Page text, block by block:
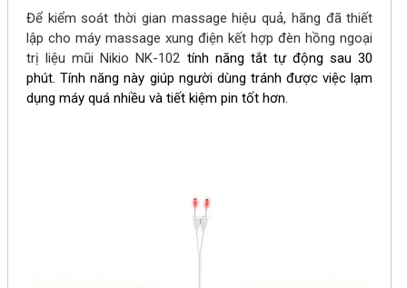
Để kiểm soát thời gian massage hiệu quả, hãng đã thiết
lập cho máy massage xung điện kết hợp đèn hồng ngoại
trị liệu mũi Nikio NK-102 tính năng tắt tự động sau 30
phút.Tính năng này giúp người dùng tránh được việc lạm
dụng máy quá nhiều và tiết kiệm pin tốt hơn.